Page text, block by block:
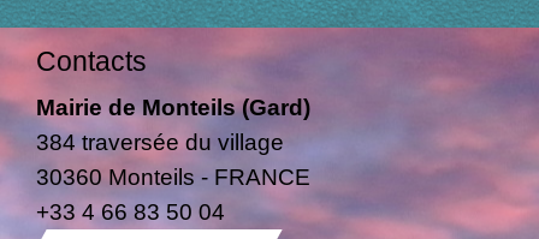
Contacts
Mairie de Monteils (Gard)
384 traversée du village
30360 Monteils - FRANCE
+33 4 66 83 50 04